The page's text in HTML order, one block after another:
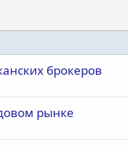
брокеров
рынке